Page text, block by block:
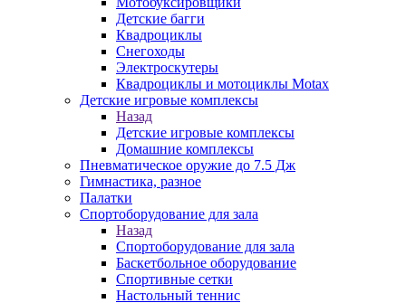
Детские багги
Квадроциклы
Снегоходы
Электроскутеры
Квадроциклы и мотоциклы Motax
Детские игровые комплексы
Назад
Детские игровые комплексы
Домашние комплексы
Пневматическое оружие до 7.5 Дж
Гимнастика, разное
Палатки
Спортоборудование для зала
Назад
Спортоборудование для зала
Баскетбольное оборудование
Спортивные сетки
Настольный теннис